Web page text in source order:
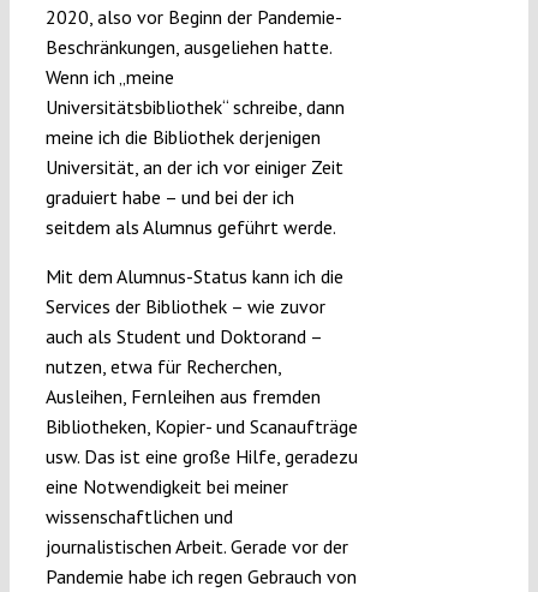
2020, also vor Beginn der Pandemie-
Beschränkungen, ausgeliehen hatte.
Wenn ich „meine
Universitätsbibliothek“ schreibe, dann
meine ich die Bibliothek derjenigen
Universität, an der ich vor einiger Zeit
graduiert habe – und bei der ich
seitdem als Alumnus geführt werde.
Mit dem Alumnus-Status kann ich die
Services der Bibliothek – wie zuvor
auch als Student und Doktorand –
nutzen, etwa für Recherchen,
Ausleihen, Fernleihen aus fremden
Bibliotheken, Kopier- und Scanaufträge
usw. Das ist eine große Hilfe, geradezu
eine Notwendigkeit bei meiner
wissenschaftlichen und
journalistischen Arbeit. Gerade vor der
Pandemie habe ich regen Gebrauch von